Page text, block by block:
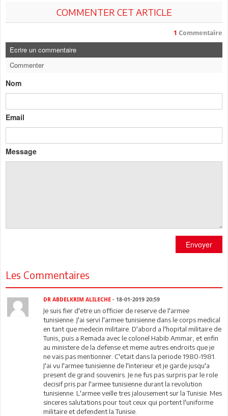
COMMENTER CET ARTICLE
1 Commentaire
Ecrire un commentaire
Commenter
Nom
Email
Message
Envoyer
Les Commentaires
DR ABDELKRIM ALILECHE - 18-01-2019 20:59
Je suis fier d'etre un officier de reserve de l'armee
tunisienne. J'ai servi l'armee tunisienne dans le corps medical
en tant que medecin militaire. D'abord a l'hopital militaire de
Tunis, puis a Remada avec le colonel Habib Ammar, et enfin
au ministere de la defense et meme autres endroits que je
ne vais pas mentionner. C'etait dans la periode 1980-1981.
J'ai vu l'armee tunisienne de l'interieur et je garde jusqu'a
present de grand souvenirs. Je ne fus pas surpris par le role
decisif pris par l'armee tunisienne durant la revolution
tunisienne. L'armee veille tres jalousement sur la Tunisie. Mes
sinceres salutations pour tout ceux qui portent l'uniforme
militaire et defendent la Tunisie.